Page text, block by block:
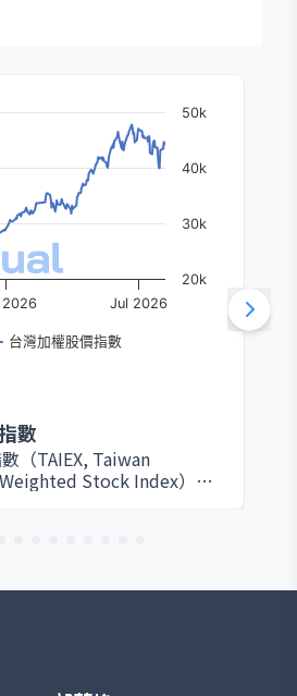
台灣加權股價指數
2026 Jul 2026
20k
30k
40k
50k
數
（TAIEX, Taiwan
Stock Index）由
普通股為編製範圍，採用
指數影響最為顯著。基期